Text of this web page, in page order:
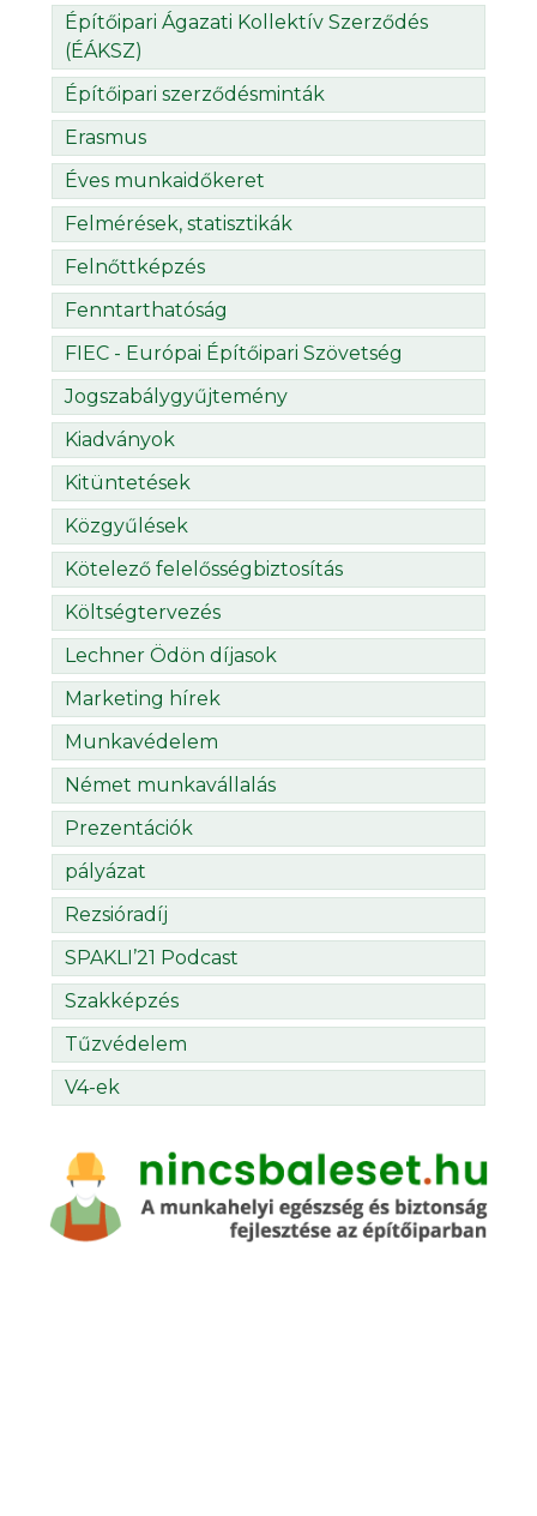
Építőipari Ágazati Kollektív Szerződés
(ÉÁKSZ)
Építőipari szerződésminták
Erasmus
Éves munkaidőkeret
Felmérések, statisztikák
Felnőttképzés
Fenntarthatóság
FIEC - Európai Építőipari Szövetség
Jogszabálygyűjtemény
Kiadványok
Kitüntetések
Közgyűlések
Kötelező felelősségbiztosítás
Költségtervezés
Lechner Ödön díjasok
Marketing hírek
Munkavédelem
Német munkavállalás
Prezentációk
pályázat
Rezsióradíj
SPAKLI’21 Podcast
Szakképzés
Tűzvédelem
V4-ek